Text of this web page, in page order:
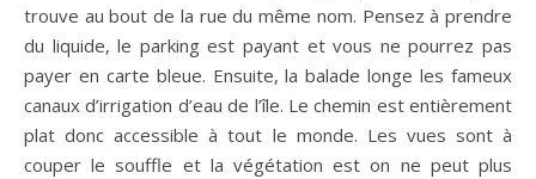
trouve au bout de la rue du même nom. Pensez à prendre
du liquide, le parking est payant et vous ne pourrez pas
payer en carte bleue. Ensuite, la balade longe les fameux
canaux d’irrigation d’eau de l’île. Le chemin est entièrement
plat donc accessible à tout le monde. Les vues sont à
couper le souffle et la végétation est on ne peut plus